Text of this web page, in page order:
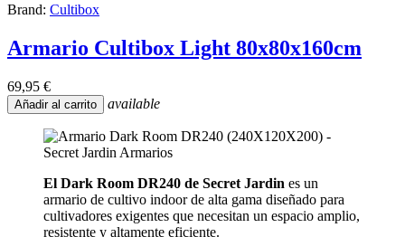
Brand: Cultibox
Armario Cultibox Light 80x80x160cm
69,95 €
Añadir al carrito available
El Dark Room DR240 de Secret Jardin es un
armario de cultivo indoor de alta gama diseñado para
cultivadores exigentes que necesitan un espacio amplio,
resistente y altamente eficiente.